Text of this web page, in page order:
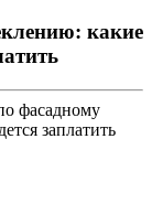
какие
фасадному
заплатить